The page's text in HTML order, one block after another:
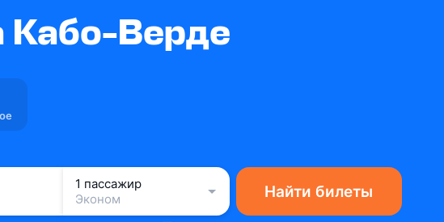
Кабо-Верде
1 пассажир
Эконом
Найти билеты